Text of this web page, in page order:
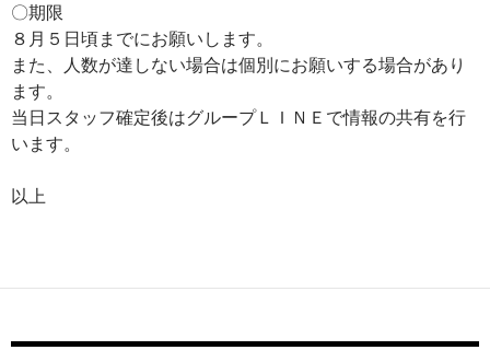
〇期限
８月５日頃までにお願いします。
また、人数が達しない場合は個別にお願いする場合があり
ます。
当日スタッフ確定後はグループＬＩＮＥで情報の共有を行
います。
以上